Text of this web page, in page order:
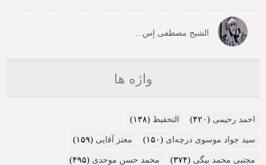
الشیخ مصطفی إس...
واژه ها
احمد رحیمی (۴۲۰) التحفیظ (۱۳۸)
سید جواد موسوی درچه‌ای (۱۵۰) معتز آقایی (۱۵۹)
مجتبی محمد بیگی (۳۷۴) محمد حسن موحدی (۴۹۵)